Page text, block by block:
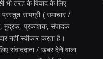
भी तरह के विवाद के लिए
सामग्री ( समाचार /
मुद्रक, प्रकाशक, संपादक
नहीं स्वीकार करता है।
संवाददाता / खबर देने वाला